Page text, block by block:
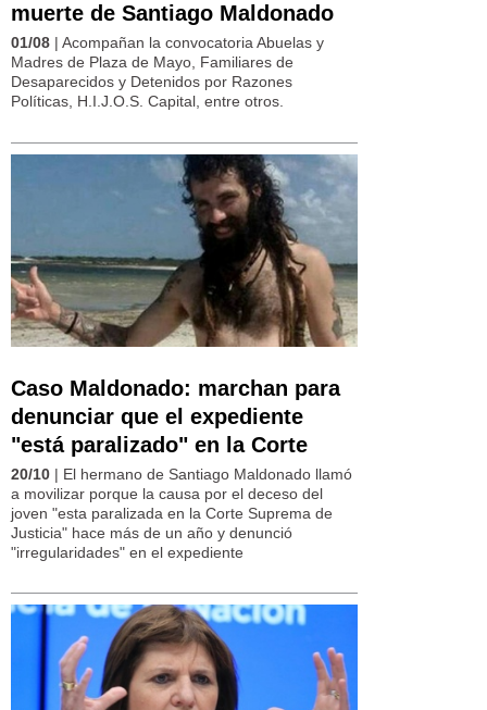
muerte de Santiago Maldonado
01/08 | Acompañan la convocatoria Abuelas y
Madres de Plaza de Mayo, Familiares de
Desaparecidos y Detenidos por Razones
Políticas, H.I.J.O.S. Capital, entre otros.
Caso Maldonado: marchan para
denunciar que el expediente
"está paralizado" en la Corte
20/10 | El hermano de Santiago Maldonado llamó
a movilizar porque la causa por el deceso del
joven "esta paralizada en la Corte Suprema de
Justicia" hace más de un año y denunció
"irregularidades" en el expediente